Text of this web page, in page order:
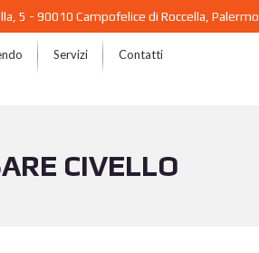
5 - 90010 Campofelice di Roccella, Palermo
Servizi Contatti
CIVELLO